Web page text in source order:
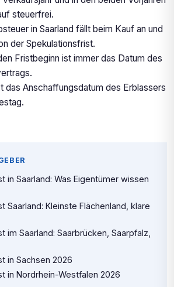
steuerfrei.
in Saarland fällt beim Kauf an und
der Spekulationsfrist.
Fristbeginn ist immer das Datum des
das Anschaffungsdatum des Erblassers
in Saarland: Was Eigentümer wissen
Saarland: Kleinste Flächenland, klare
im Saarland: Saarbrücken, Saarpfalz,
in Sachsen 2026
in Nordrhein-Westfalen 2026